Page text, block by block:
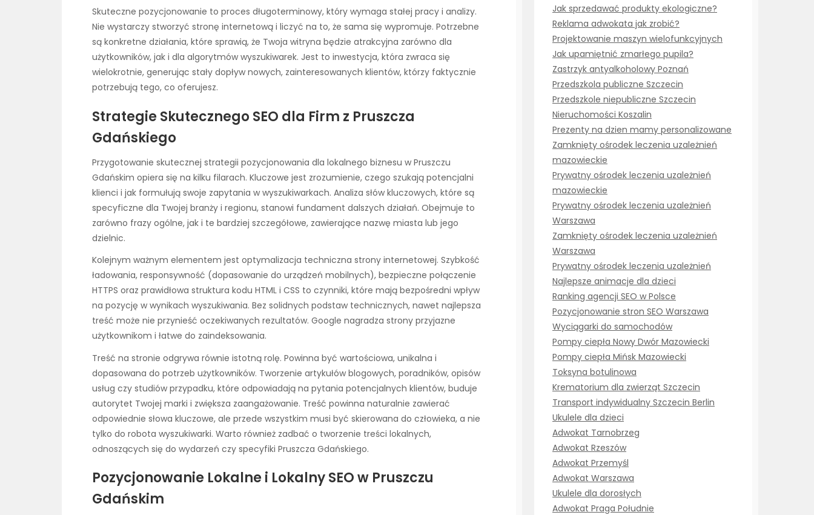
Skuteczne pozycjonowanie to proces długoterminowy, który wymaga stałej pracy i analizy.
Nie wystarczy stworzyć stronę internetową i liczyć na to, że sama się wypromuje. Potrzebne
są konkretne działania, które sprawią, że Twoja witryna będzie atrakcyjna zarówno dla
użytkowników, jak i dla algorytmów wyszukiwarek. Jest to inwestycja, która zwraca się
wielokrotnie, generując stały dopływ nowych, zainteresowanych klientów, którzy faktycznie
potrzebują tego, co oferujesz.
Strategie Skutecznego SEO dla Firm z Pruszcza
Gdańskiego
Przygotowanie skutecznej strategii pozycjonowania dla lokalnego biznesu w Pruszczu
Gdańskim opiera się na kilku filarach. Kluczowe jest zrozumienie, czego szukają potencjalni
klienci i jak formułują swoje zapytania w wyszukiwarkach. Analiza słów kluczowych, które są
specyficzne dla Twojej branży i regionu, stanowi fundament dalszych działań. Obejmuje to
zarówno frazy ogólne, jak i te bardziej szczegółowe, zawierające nazwę miasta lub jego
dzielnic.
Kolejnym ważnym elementem jest optymalizacja techniczna strony internetowej. Szybkość
ładowania, responsywność (dopasowanie do urządzeń mobilnych), bezpieczne połączenie
HTTPS oraz prawidłowa struktura kodu HTML i CSS to czynniki, które mają bezpośredni wpływ
na pozycję w wynikach wyszukiwania. Bez solidnych podstaw technicznych, nawet najlepsza
treść może nie przynieść oczekiwanych rezultatów. Google nagradza strony przyjazne
użytkownikom i łatwe do zaindeksowania.
Treść na stronie odgrywa równie istotną rolę. Powinna być wartościowa, unikalna i
dopasowana do potrzeb użytkowników. Tworzenie artykułów blogowych, poradników, opisów
usług czy studiów przypadku, które odpowiadają na pytania potencjalnych klientów, buduje
autorytet Twojej marki i zwiększa zaangażowanie. Treść powinna naturalnie zawierać
odpowiednie słowa kluczowe, ale przede wszystkim musi być skierowana do człowieka, a nie
tylko do robota wyszukiwarki. Warto również zadbać o tworzenie treści lokalnych,
odnoszących się do wydarzeń czy specyfiki Pruszcza Gdańskiego.
Pozycjonowanie Lokalne i Lokalny SEO w Pruszczu
Gdańskim
Jak sprzedawać produkty ekologiczne?
Reklama adwokata jak zrobić?
Projektowanie maszyn wielofunkcyjnych
Jak upamiętnić zmarłego pupila?
Zastrzyk antyalkoholowy Poznań
Przedszkola publiczne Szczecin
Przedszkole niepubliczne Szczecin
Nieruchomości Koszalin
Prezenty na dzien mamy personalizowane
Zamknięty ośrodek leczenia uzależnień
mazowieckie
Prywatny ośrodek leczenia uzależnień
mazowieckie
Prywatny ośrodek leczenia uzależnień
Warszawa
Zamknięty ośrodek leczenia uzależnień
Warszawa
Prywatny ośrodek leczenia uzależnień
Najlepsze animacje dla dzieci
Ranking agencji SEO w Polsce
Pozycjonowanie stron SEO Warszawa
Wyciągarki do samochodów
Pompy ciepła Nowy Dwór Mazowiecki
Pompy ciepła Mińsk Mazowiecki
Toksyna botulinowa
Krematorium dla zwierząt Szczecin
Transport indywidualny Szczecin Berlin
Ukulele dla dzieci
Adwokat Tarnobrzeg
Adwokat Rzeszów
Adwokat Przemyśl
Adwokat Warszawa
Ukulele dla dorosłych
Adwokat Praga Południe